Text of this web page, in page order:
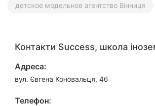
детское модельное агентство Вінниця
Контакти Success, школа
Адреса:
вул. Євгена Коновальця, 46
Телефон: